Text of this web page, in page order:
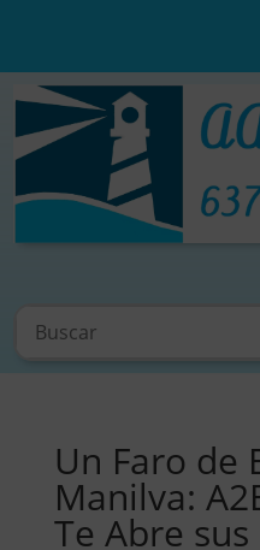
Un Faro de
Manilva:
Te Abre